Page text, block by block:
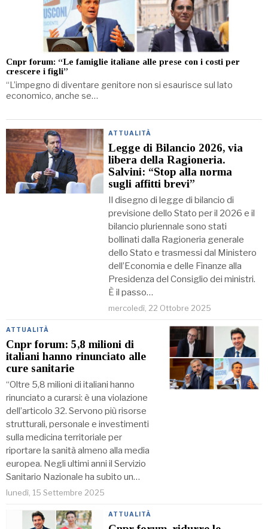
Cnpr forum: “Le famiglie italiane alle prese con i costi per
crescere i figli”
“L’impegno di diventare genitore non si esaurisce sul lato
economico, anche se…
ATTUALITÀ
Legge di Bilancio 2026, via
libera della Ragioneria.
Salvini: “Stop alla norma
sugli affitti brevi”
Il disegno di legge di bilancio di
previsione dello Stato per il 2026 e il
bilancio pluriennale sono stati
bollinati dalla Ragioneria generale
dello Stato e trasmessi dal Ministero
dell’Economia e delle Finanze alla
Presidenza del Consiglio dei ministri.
È il passo…
mercoledì, 22 Ottobre 2025
ATTUALITÀ
Cnpr forum: 5,8 milioni di
italiani hanno rinunciato alle
cure sanitarie
“Oltre 5,8 milioni di italiani hanno
rinunciato a curarsi: è una violazione
dell’articolo 32. Servono più risorse
strutturali, personale e investimenti
sulla medicina territoriale per
riportare la sanità almeno alla media
europea. Negli ultimi anni il Servizio
Sanitario Nazionale ha subito un…
lunedì, 15 Settembre 2025
ATTUALITÀ